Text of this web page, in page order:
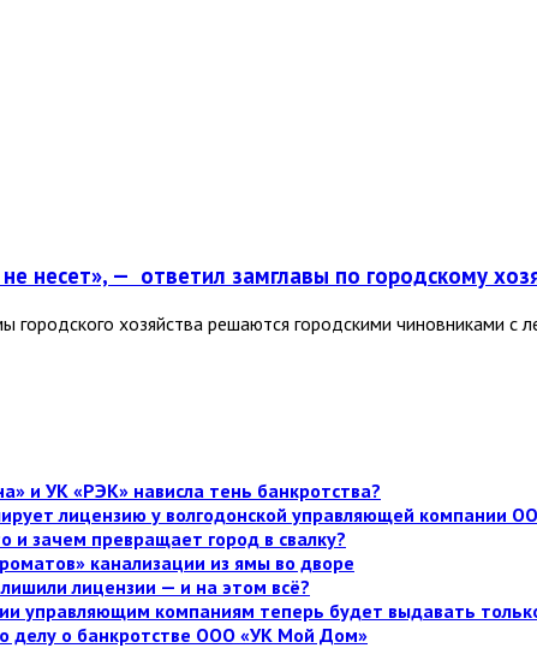
несет», — ответил замглавы по городскому
хозяйства решаются городскими чиновниками с
и УК «РЭК» нависла тень банкротства?
лицензию у волгодонской управляющей компании
и зачем превращает город в свалку?
канализации из ямы во дворе
лицензии — и на этом всё?
управляющим компаниям теперь будет выдавать
делу о банкротстве ООО «УК Мой Дом»